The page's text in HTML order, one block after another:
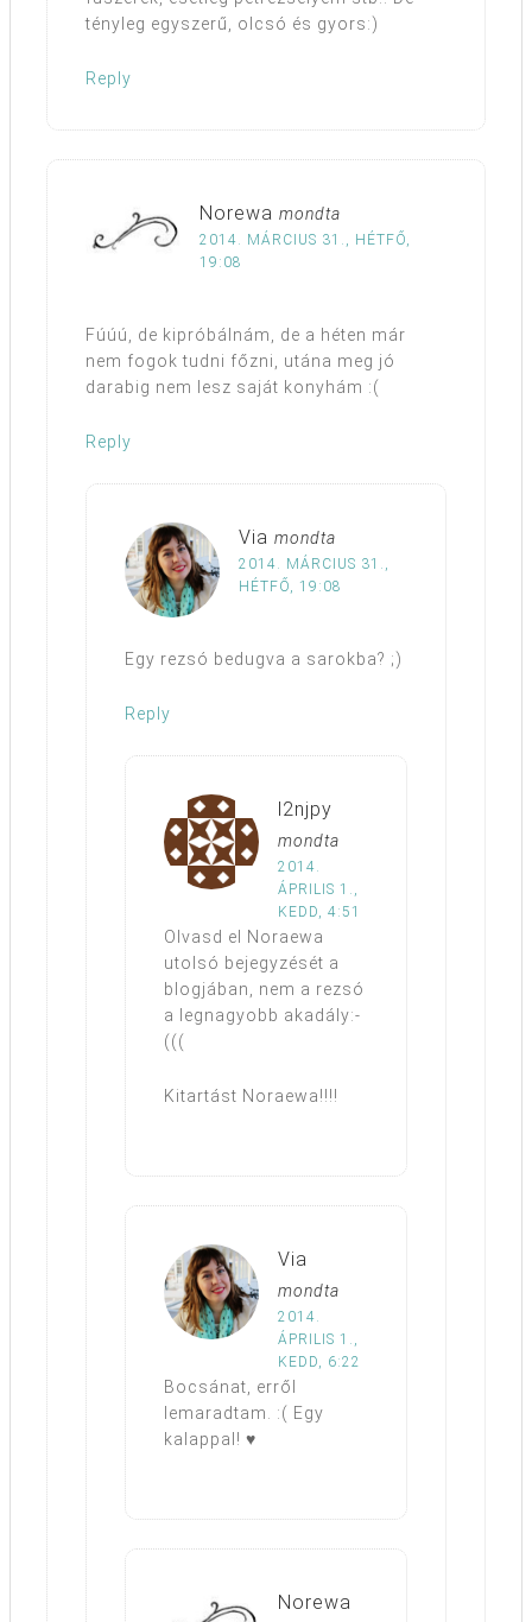
tényleg egyszerű, olcsó és gyors:)
Reply
Norewa mondta
2014. MÁRCIUS 31., HÉTFŐ,
19:08
Fúúú, de kipróbálnám, de a héten már
nem fogok tudni főzni, utána meg jó
darabig nem lesz saját konyhám :(
Reply
Via mondta
2014. MÁRCIUS 31.,
HÉTFŐ, 19:08
Egy rezsó bedugva a sarokba? ;)
Reply
l2njpy
mondta
2014.
ÁPRILIS 1.,
KEDD, 4:51
Olvasd el Noraewa
utolsó bejegyzését a
blogjában, nem a rezsó
a legnagyobb akadály:-
(((
Kitartást Noraewa!!!!
Via
mondta
2014.
ÁPRILIS 1.,
KEDD, 6:22
Bocsánat, erről
lemaradtam. :( Egy
kalappal! ♥
Norewa